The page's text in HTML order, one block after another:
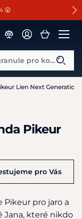
😮 ZDARMA 🐴
Co hledáte? Např. jezdecké boty, granule pro koně...
Lien Next Generation
Pikeur
pro Vás
Pikeur pro jaro a
Jana, které nikdo